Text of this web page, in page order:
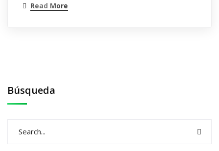
Read More
Búsqueda